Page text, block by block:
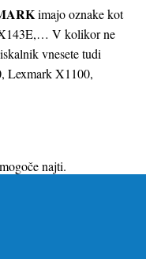
imajo oznake kot
V kolikor ne
vnesete tudi
Lexmark X1100,
najti.